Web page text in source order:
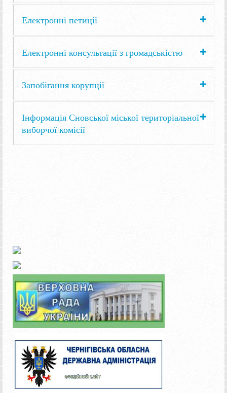
Електронні петиції
Електронні консультації з громадськістю
Запобігання корупції
Інформація Сновської міської територіальної
виборчої комісії